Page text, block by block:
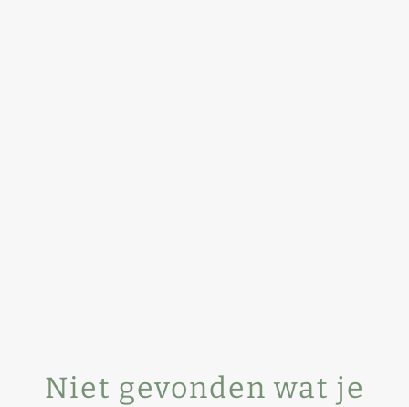
Niet gevonden wat je